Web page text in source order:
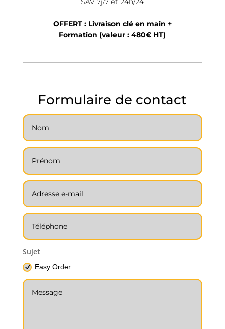
OFFERT : Livraison clé en main +
Formation (valeur : 480€ HT)
Formulaire de contact
Sujet
Easy Order